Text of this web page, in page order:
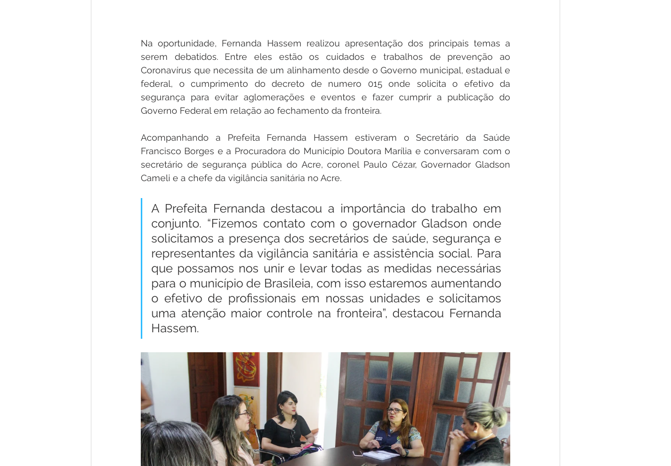
Na oportunidade, Fernanda Hassem realizou apresentação dos principais temas a
serem debatidos. Entre eles estão os cuidados e trabalhos de prevenção ao
Coronavírus que necessita de um alinhamento desde o Governo municipal, estadual e
federal, o cumprimento do decreto de numero 015 onde solicita o efetivo da
segurança para evitar aglomerações e eventos e fazer cumprir a publicação do
Governo Federal em relação ao fechamento da fronteira.
Acompanhando a Prefeita Fernanda Hassem estiveram o Secretário da Saúde
Francisco Borges e a Procuradora do Município Doutora Marília e conversaram com o
secretário de segurança pública do Acre, coronel Paulo Cézar, Governador Gladson
Cameli e a chefe da vigilância sanitária no Acre.
A Prefeita Fernanda destacou a importância do trabalho em
conjunto. “Fizemos contato com o governador Gladson onde
solicitamos a presença dos secretários de saúde, segurança e
representantes da vigilância sanitária e assistência social. Para
que possamos nos unir e levar todas as medidas necessárias
para o município de Brasileia, com isso estaremos aumentando
o efetivo de profissionais em nossas unidades e solicitamos
uma atenção maior controle na fronteira”, destacou Fernanda
Hassem.